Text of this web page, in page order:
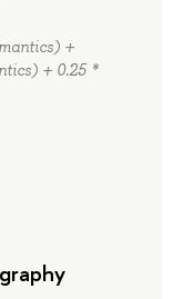
+
+ 0.25 *